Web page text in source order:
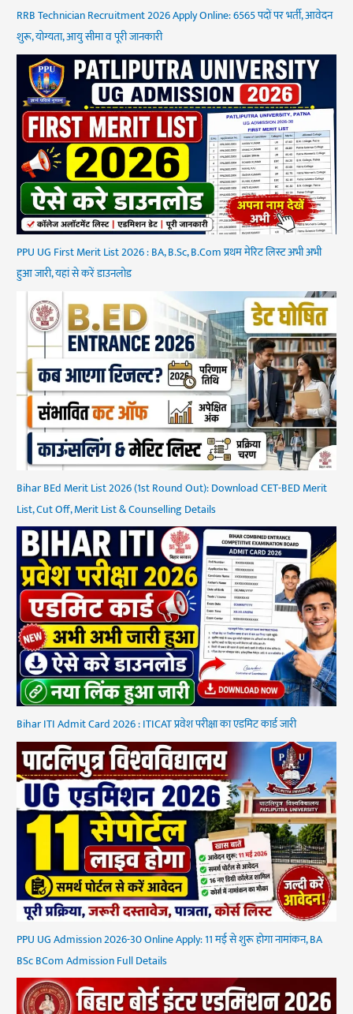
RRB Technician Recruitment 2026 Apply Online: 6565 पदों पर भर्ती, आवेदन
शुरू, योग्यता, आयु सीमा व पूरी जानकारी
PPU UG First Merit List 2026 : BA, B.Sc, B.Com प्रथम मेरिट लिस्ट अभी अभी
हुआ जारी, यहां से करें डाउनलोड
Bihar BEd Merit List 2026 (1st Round Out): Download CET-BED Merit
List, Cut Off, Merit List & Counselling Details
Bihar ITI Admit Card 2026 : ITICAT प्रवेश परीक्षा का एडमिट कार्ड जारी
PPU UG Admission 2026-30 Online Apply: 11 मई से शुरू होगा नामांकन, BA
BSc BCom Admission Full Details